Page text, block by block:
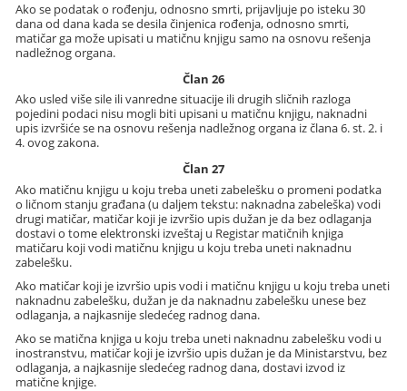
Ako se podatak o rođenju, odnosno smrti, prijavljuje po isteku 30
dana od dana kada se desila činjenica rođenja, odnosno smrti,
matičar ga može upisati u matičnu knjigu samo na osnovu rešenja
nadležnog organa.
Član 26
Ako usled više sile ili vanredne situacije ili drugih sličnih razloga
pojedini podaci nisu mogli biti upisani u matičnu knjigu, naknadni
upis izvršiće se na osnovu rešenja nadležnog organa iz člana 6. st. 2. i
4. ovog zakona.
Član 27
Ako matičnu knjigu u koju treba uneti zabelešku o promeni podatka
o ličnom stanju građana (u daljem tekstu: naknadna zabeleška) vodi
drugi matičar, matičar koji je izvršio upis dužan je da bez odlaganja
dostavi o tome elektronski izveštaj u Registar matičnih knjiga
matičaru koji vodi matičnu knjigu u koju treba uneti naknadnu
zabelešku.
Ako matičar koji je izvršio upis vodi i matičnu knjigu u koju treba uneti
naknadnu zabelešku, dužan je da naknadnu zabelešku unese bez
odlaganja, a najkasnije sledećeg radnog dana.
Ako se matična knjiga u koju treba uneti naknadnu zabelešku vodi u
inostranstvu, matičar koji je izvršio upis dužan je da Ministarstvu, bez
odlaganja, a najkasnije sledećeg radnog dana, dostavi izvod iz
matične knjige.